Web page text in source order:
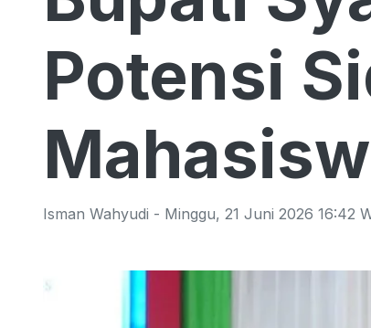
Potensi
Isman Wahyudi - Minggu, 21 Juni 2026 16:42